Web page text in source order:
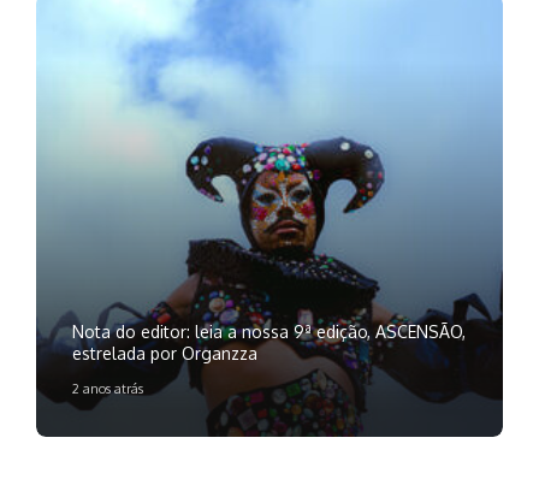
Nota do editor: leia a nossa 9ª edição, ASCENSÃO,
estrelada por Organzza
2 anos atrás